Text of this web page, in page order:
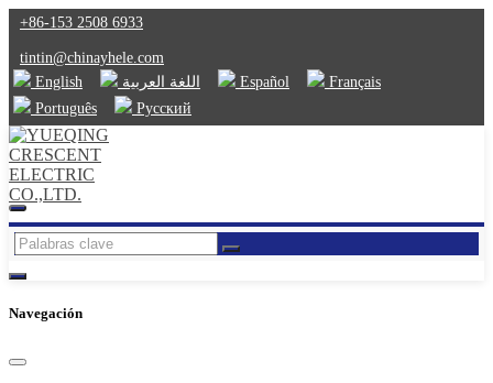
+86-153 2508 6933
tintin@chinayhele.com
English
اللغة العربية Español
Français
Português
Русский
Navegación